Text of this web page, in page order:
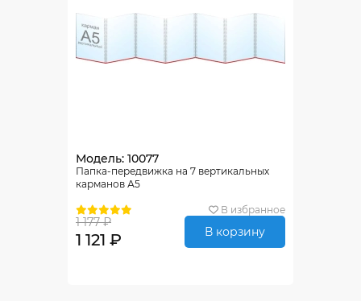
Модель: 10077
Папка-передвижка на 7 вертикальных
карманов А5
В избранное
1 177 ₽
1 121 ₽ В корзину